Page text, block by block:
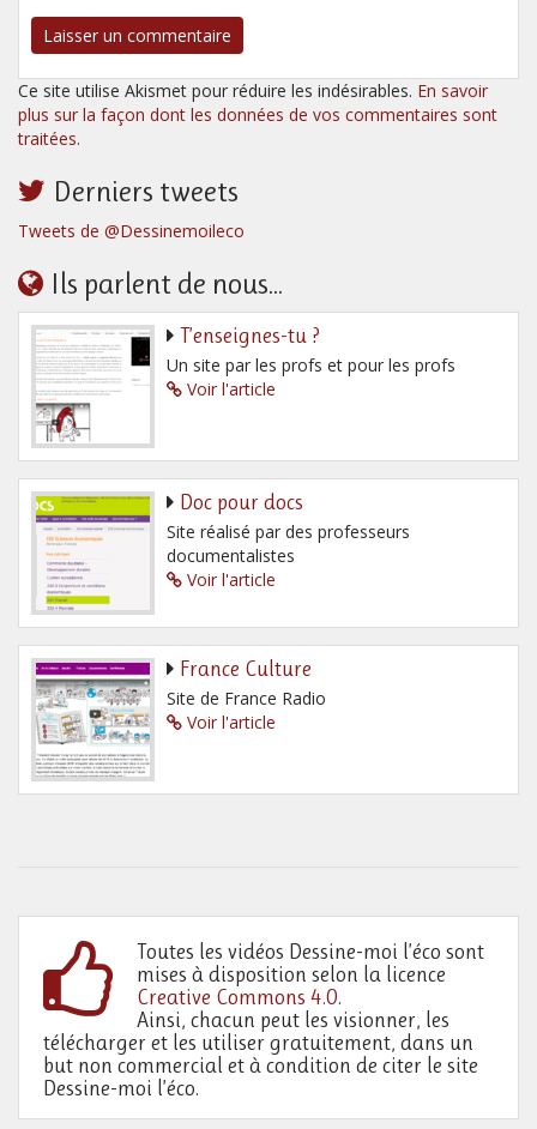
Ce site utilise Akismet pour réduire les indésirables. En savoir
plus sur la façon dont les données de vos commentaires sont
traitées.
Derniers tweets
Tweets de @Dessinemoileco
Ils parlent de nous...
T’enseignes-tu ?
Un site par les profs et pour les profs
Voir l'article
Doc pour docs
Site réalisé par des professeurs
documentalistes
Voir l'article
France Culture
Site de France Radio
Voir l'article
Toutes les vidéos Dessine-moi l’éco sont
mises à disposition selon la licence
Creative Commons 4.0.
Ainsi, chacun peut les visionner, les
télécharger et les utiliser gratuitement, dans un
but non commercial et à condition de citer le site
Dessine-moi l’éco.